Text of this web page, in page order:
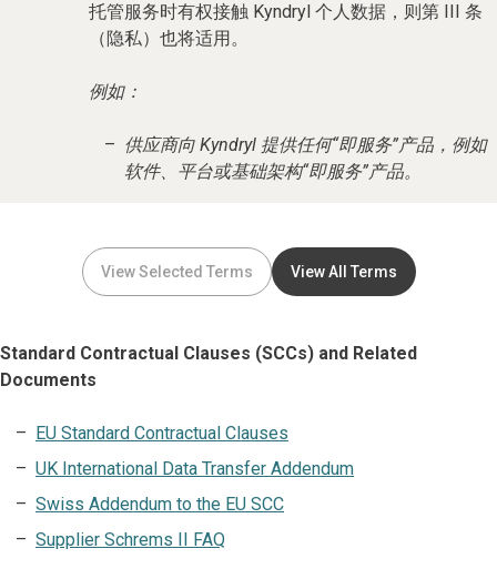
托管服务时有权接触 Kyndryl 个人数据，则第 III 条
（隐私）也将适用。
例如：
供应商向 Kyndryl 提供任何“即服务”产品，例如
软件、平台或基础架构“即服务”产品。
View Selected Terms View All Terms
Standard Contractual Clauses (SCCs) and Related
Documents
EU Standard Contractual Clauses
UK International Data Transfer Addendum
Swiss Addendum to the EU SCC
Supplier Schrems II FAQ